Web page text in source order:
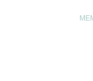
Cuidado de las
Cuidado muscular